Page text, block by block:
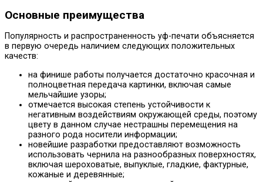
Основные преимущества
Популярность и распространенность уф-печати объясняется
в первую очередь наличием следующих положительных
качеств:
на финише работы получается достаточно красочная и
полноцветная передача картинки, включая самые
мельчайшие узоры;
отмечается высокая степень устойчивости к
негативным воздействиям окружающей среды, поэтому
цвету в данном случае нестрашны перемещения на
разного рода носители информации;
новейшие разработки предоставляют возможность
использовать чернила на разнообразных поверхностях,
включая шероховатые, выпуклые, гладкие, фактурные,
кожаные и деревянные;